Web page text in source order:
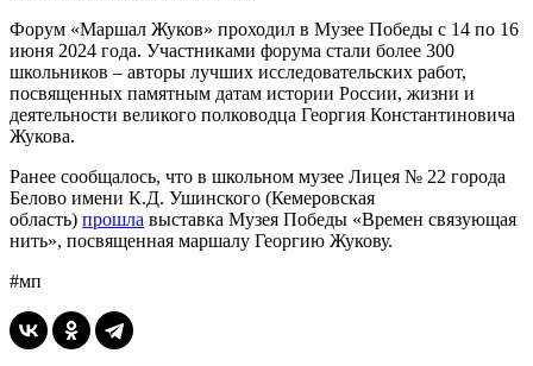
Форум «Маршал Жуков» проходил в Музее Победы с 14 по 16
июня 2024 года. Участниками форума стали более 300
школьников – авторы лучших исследовательских работ,
посвященных памятным датам истории России, жизни и
деятельности великого полководца Георгия Константиновича
Жукова.
Ранее сообщалось, что в школьном музее Лицея № 22 города
Белово имени К.Д. Ушинского (Кемеровская
область) прошла выставка Музея Победы «Времен связующая
нить», посвященная маршалу Георгию Жукову.
#мп